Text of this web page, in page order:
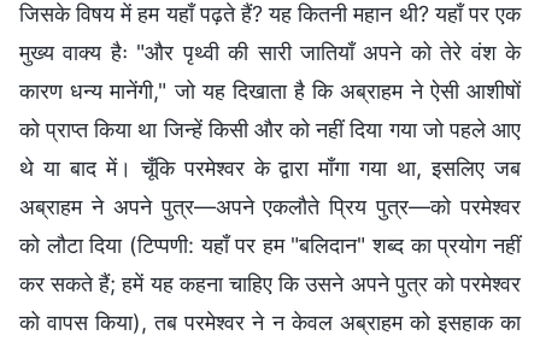
जिसके विषय में हम यहाँ पढ़ते हैं? यह कितनी महान थी? यहाँ पर एक
मुख्य वाक्य हैः "और पृथ्वी की सारी जातियाँ अपने को तेरे वंश के
कारण धन्य मानेंगी," जो यह दिखाता है कि अब्राहम ने ऐसी आशीषों
को प्राप्त किया था जिन्हें किसी और को नहीं दिया गया जो पहले आए
थे या बाद में। चूँकि परमेश्वर के द्वारा माँगा गया था, इसलिए जब
अब्राहम ने अपने पुत्र—अपने एकलौते प्रिय पुत्र—को परमेश्वर
को लौटा दिया (टिप्पणी: यहाँ पर हम "बलिदान" शब्द का प्रयोग नहीं
कर सकते हैं; हमें यह कहना चाहिए कि उसने अपने पुत्र को परमेश्वर
को वापस किया), तब परमेश्वर ने न केवल अब्राहम को इसहाक का